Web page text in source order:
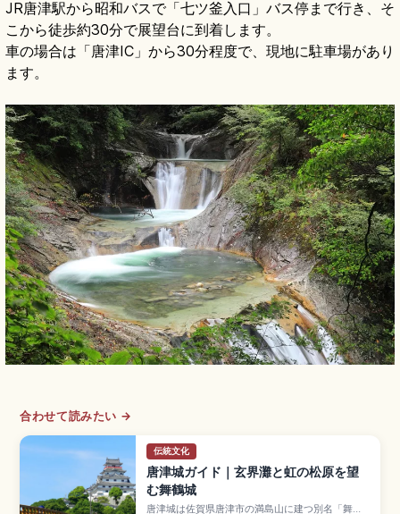
JR唐津駅から昭和バスで「七ツ釜入口」バス停まで行き、そ
こから徒歩約30分で展望台に到着します。
車の場合は「唐津IC」から30分程度で、現地に駐車場があり
ます。
合わせて読みたい →
伝統文化
唐津城ガイド｜玄界灘と虹の松原を望
む舞鶴城
唐津城は佐賀県唐津市の満島山に建つ別名「舞鶴